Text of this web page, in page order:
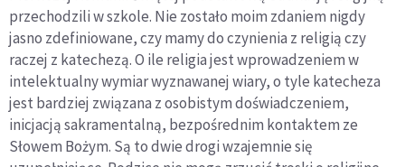
przechodzili w szkole. Nie zostało moim zdaniem nigdy
jasno zdefiniowane, czy mamy do czynienia z religią czy
raczej z katechezą. O ile religia jest wprowadzeniem w
intelektualny wymiar wyznawanej wiary, o tyle katecheza
jest bardziej związana z osobistym doświadczeniem,
inicjacją sakramentalną, bezpośrednim kontaktem ze
Słowem Bożym. Są to dwie drogi wzajemnie się